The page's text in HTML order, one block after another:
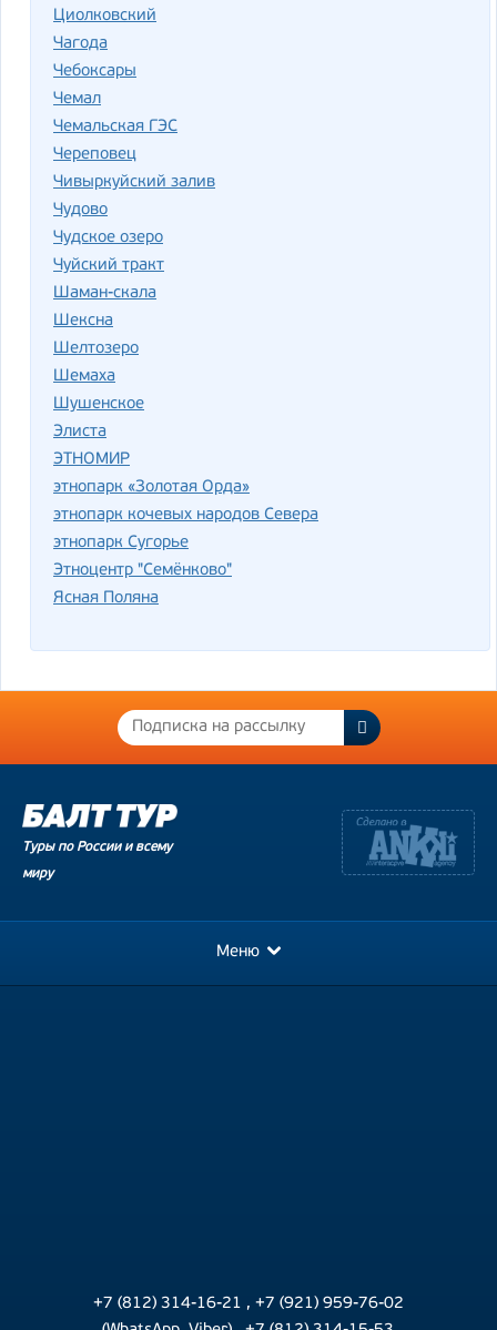
Циолковский
Чагода
Чебоксары
Чемал
Чемальская ГЭС
Череповец
Чивыркуйский залив
Чудово
Чудское озеро
Чуйский тракт
Шаман-скала
Шексна
Шелтозеро
Шемаха
Шушенское
Элиста
ЭТНОМИР
этнопарк «Золотая Орда»
этнопарк кочевых народов Севера
этнопарк Сугорье
Этноцентр "Семёнково"
Ясная Поляна
Туры по России и всему
миру
Меню
+7 (812) 314-16-21 , +7 (921) 959-76-02